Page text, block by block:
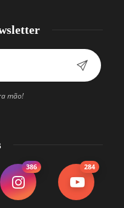
mão!
386 284